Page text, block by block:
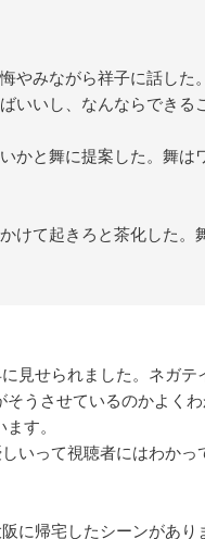
やみながら祥子に話した。
いいし、なんならできる
かと舞に提案した。舞は
けて起きろと茶化した。
見せられました。ネガテ
うさせているのかよく
す。
いって視聴者にはわかっ
に帰宅したシーンがあり